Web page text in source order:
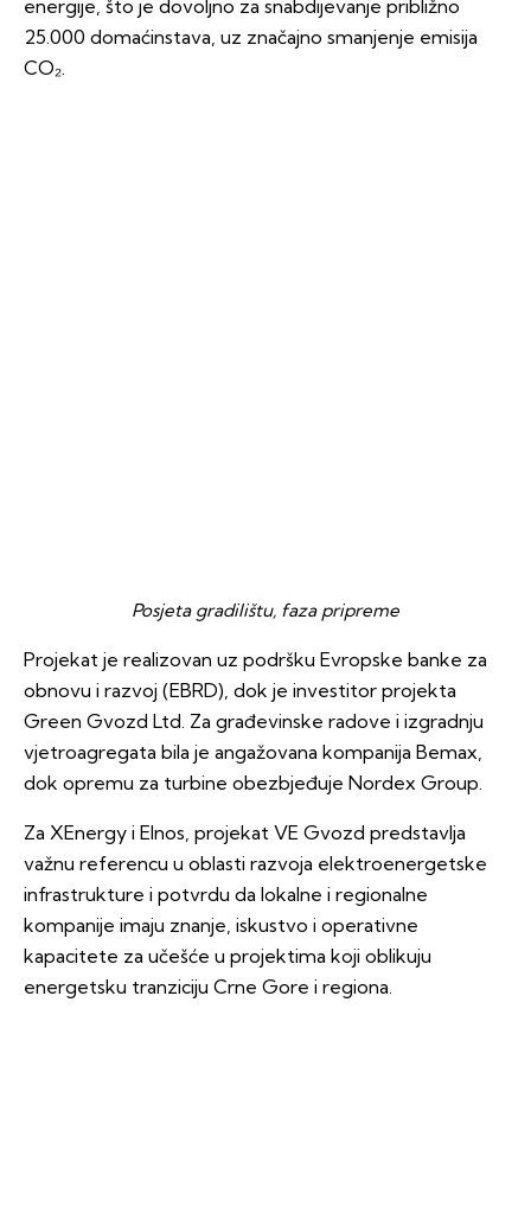
energije, što je dovoljno za snabdijevanje približno
25.000 domaćinstava, uz značajno smanjenje emisija
CO₂.
Posjeta gradilištu, faza pripreme
Projekat je realizovan uz podršku Evropske banke za
obnovu i razvoj (EBRD), dok je investitor projekta
Green Gvozd Ltd. Za građevinske radove i izgradnju
vjetroagregata bila je angažovana kompanija Bemax,
dok opremu za turbine obezbjeđuje Nordex Group.
Za XEnergy i Elnos, projekat VE Gvozd predstavlja
važnu referencu u oblasti razvoja elektroenergetske
infrastrukture i potvrdu da lokalne i regionalne
kompanije imaju znanje, iskustvo i operativne
kapacitete za učešće u projektima koji oblikuju
energetsku tranziciju Crne Gore i regiona.